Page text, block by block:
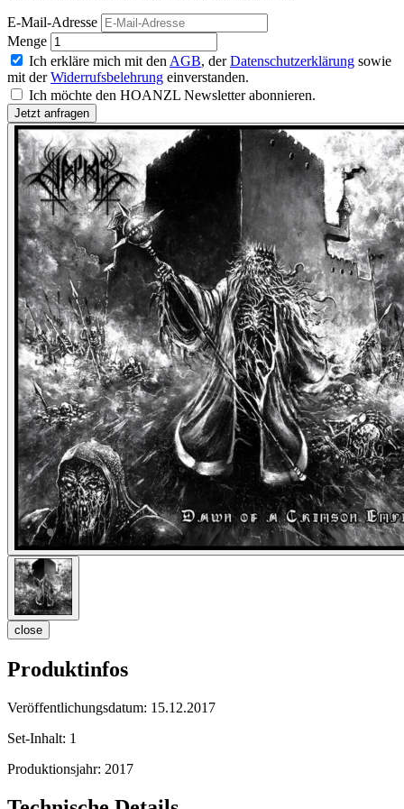
E-Mail-Adresse
Menge
Ich erkläre mich mit den AGB, derDatenschutzerklärung sowie
mit derWiderrufsbelehrung einverstanden.
Ich möchte den HOANZL Newsletter abonnieren.
close
Produktinfos
Veröffentlichungsdatum: 15.12.2017
Set-Inhalt: 1
Produktionsjahr: 2017